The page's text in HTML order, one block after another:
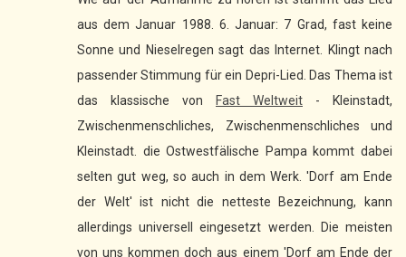
aus dem Januar 1988. 6. Januar: 7 Grad, fast keine
Sonne und Nieselregen sagt das Internet. Klingt nach
passender Stimmung für ein Depri-Lied. Das Thema ist
das klassische von
Fast Weltweit - Kleinstadt,
Zwischenmenschliches, Zwischenmenschliches und
Kleinstadt. die Ostwestfälische Pampa kommt dabei
selten gut weg, so auch in dem Werk. 'Dorf am Ende
der Welt' ist nicht die netteste Bezeichnung, kann
allerdings universell eingesetzt werden. Die meisten
von uns kommen doch aus einem 'Dorf am Ende der